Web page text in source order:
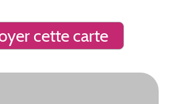
cette carte